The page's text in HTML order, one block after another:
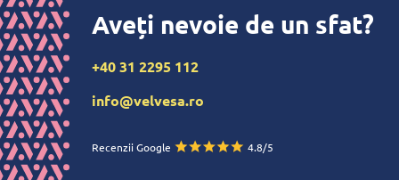
Aveți nevoie de un sfat?
+40 31 2295 112
info@velvesa.ro
Recenzii Google 4.8/5